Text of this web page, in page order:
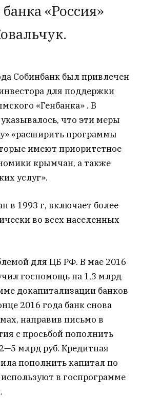
«Россия»
Собинбанк был привлечен
для поддержки
«Генбанка» . В
что эти меры
«расширить программы
имеют приоритетное
крымчан, а также
услуг».
в 1993 г, включает более
во всех населенных
для ЦБ РФ. В мае 2016
госпомощь на 1,3 млрд
докапитализации банков
2016 года банк снова
направив письмо в
с просьбой пополнить
млрд руб. Кредитная
пополнить капитал по
в госпрограмме